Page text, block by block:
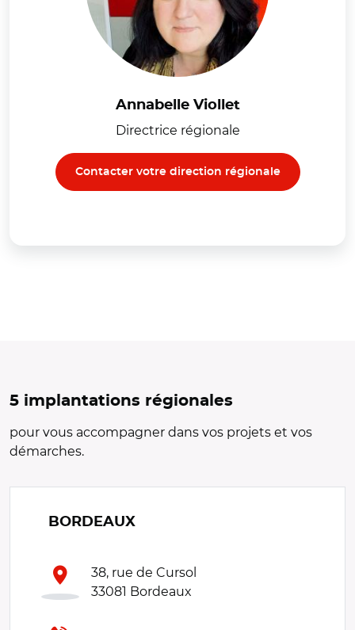
Annabelle Viollet
Directrice régionale
Contacter votre direction régionale
5 implantations régionales
pour vous accompagner dans vos projets et vos
démarches.
BORDEAUX
38, rue de Cursol
33081 Bordeaux